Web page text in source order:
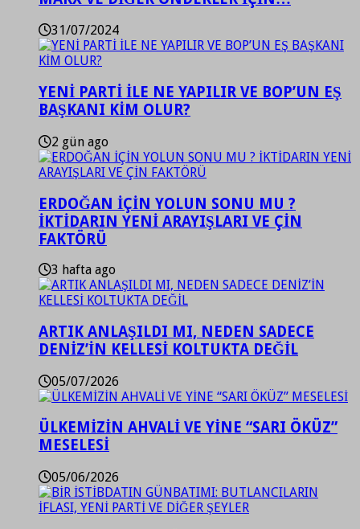
31/07/2024
YENİ PARTİ İLE NE YAPILIR VE BOP’UN EŞ
BAŞKANI KİM OLUR?
2 gün ago
ERDOĞAN İÇİN YOLUN SONU MU ?
İKTİDARIN YENİ ARAYIŞLARI VE ÇİN
FAKTÖRÜ
3 hafta ago
ARTIK ANLAŞILDI MI, NEDEN SADECE
DENİZ’İN KELLESİ KOLTUKTA DEĞİL
05/07/2026
ÜLKEMİZİN AHVALİ VE YİNE “SARI ÖKÜZ”
MESELESİ
05/06/2026